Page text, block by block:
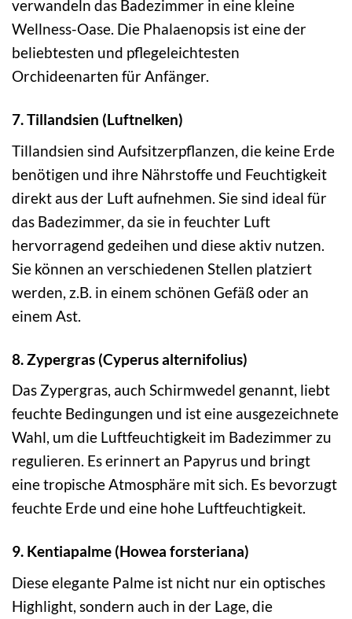
verwandeln das Badezimmer in eine kleine
Wellness-Oase. Die Phalaenopsis ist eine der
beliebtesten und pflegeleichtesten
Orchideenarten für Anfänger.
7. Tillandsien (Luftnelken)
Tillandsien sind Aufsitzerpflanzen, die keine Erde
benötigen und ihre Nährstoffe und Feuchtigkeit
direkt aus der Luft aufnehmen. Sie sind ideal für
das Badezimmer, da sie in feuchter Luft
hervorragend gedeihen und diese aktiv nutzen.
Sie können an verschiedenen Stellen platziert
werden, z.B. in einem schönen Gefäß oder an
einem Ast.
8. Zypergras (Cyperus alternifolius)
Das Zypergras, auch Schirmwedel genannt, liebt
feuchte Bedingungen und ist eine ausgezeichnete
Wahl, um die Luftfeuchtigkeit im Badezimmer zu
regulieren. Es erinnert an Papyrus und bringt
eine tropische Atmosphäre mit sich. Es bevorzugt
feuchte Erde und eine hohe Luftfeuchtigkeit.
9. Kentiapalme (Howea forsteriana)
Diese elegante Palme ist nicht nur ein optisches
Highlight, sondern auch in der Lage, die